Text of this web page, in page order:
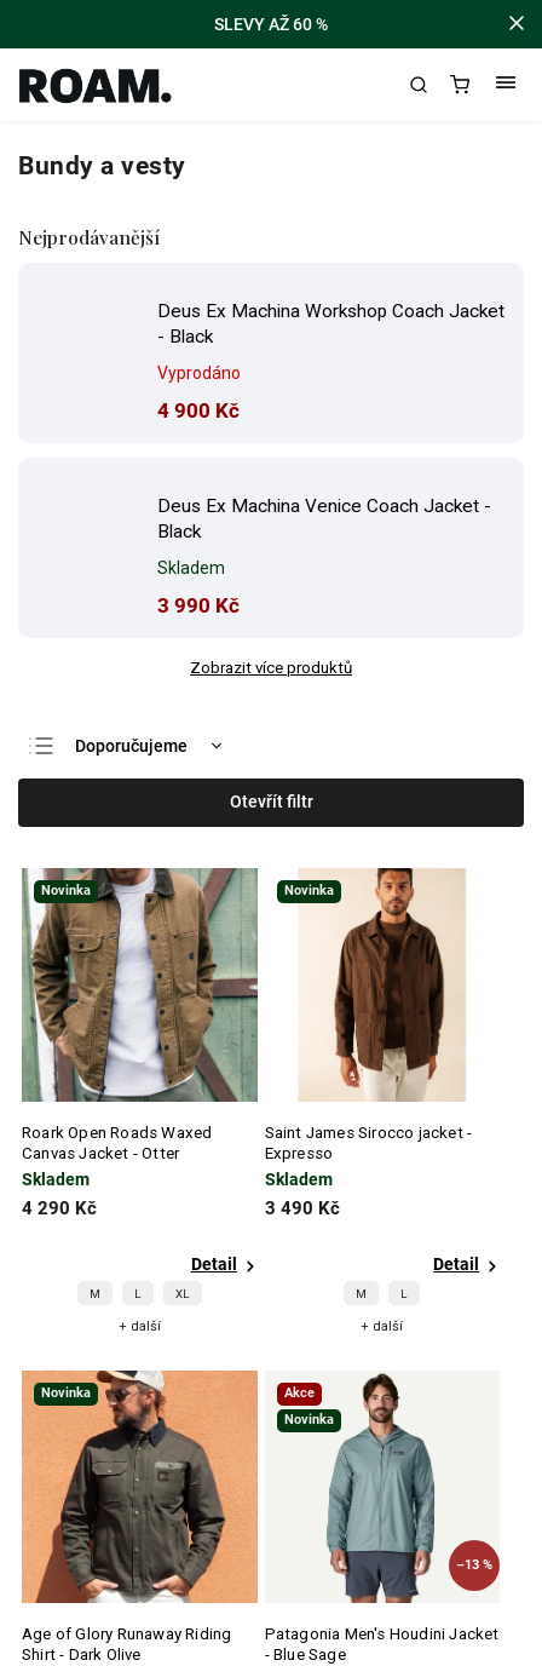
SLEVY AŽ 60 %
Bundy a vesty
Nejprodávanější
Deus Ex Machina Workshop Coach Jacket
- Black
Vyprodáno
4 900 Kč
Deus Ex Machina Venice Coach Jacket -
Black
Skladem
3 990 Kč
Zobrazit více produktů
Doporučujeme
Nejlevnější
Nejdražší
Abecedně
Otevřít filtr
Novinka
Roark Open Roads Waxed
Canvas Jacket - Otter
Skladem
4 290 Kč
Detail
M L XL
+ další
Novinka
Saint James Sirocco jacket -
Expresso
Skladem
3 490 Kč
Detail
M L
+ další
Novinka
Age of Glory Runaway Riding
Shirt - Dark Olive
Akce
Novinka
–13 %
Patagonia Men's Houdini Jacket
- Blue Sage